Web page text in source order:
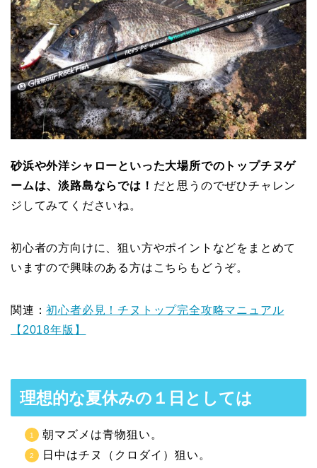
砂浜や外洋シャローといった大場所でのトップチヌゲ
ームは、淡路島ならでは！ だと思うのでぜひチャレン
ジしてみてくださいね。
初心者の方向けに、狙い方やポイントなどをまとめて
いますので興味のある方はこちらもどうぞ。
関連：初心者必見！チヌトップ完全攻略マニュアル
【2018年版】
理想的な夏休みの１日としては
朝マズメは青物狙い。
日中はチヌ（クロダイ）狙い。